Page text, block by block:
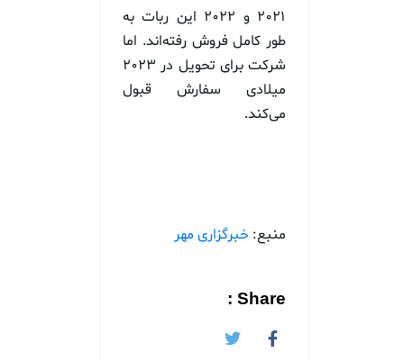
۲۰۲۱ و ۲۰۲۲ این ربات به
طور کامل فروش رفته‌اند. اما
شرکت برای تحویل در ۲۰۲۳
میلادی سفارش قبول
می‌کند.
منبع: خبرگزاری مهر
Share :